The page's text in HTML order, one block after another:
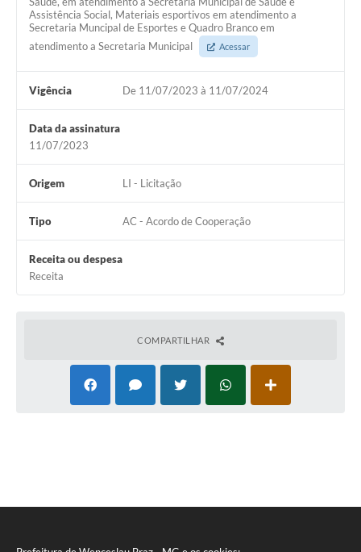
Assistência Social, Materiais esportivos em atendimento a
Secretaria Muncipal de Esportes e Quadro Branco em
atendimento a Secretaria Municipal
Acessar
Vigência De 11/07/2023 à 11/07/2024
Data da assinatura
11/07/2023
Origem LI - Licitação
Tipo AC - Acordo de Cooperação
Receita ou despesa
Receita
COMPARTILHAR